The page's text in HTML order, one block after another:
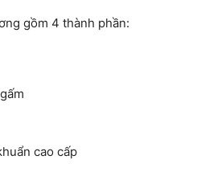
gồm 4 thành phần:
cao cấp